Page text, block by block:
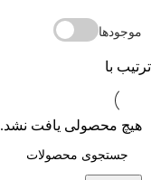
موجودها
ترتیب با
هیچ محصولی یافت نشد.